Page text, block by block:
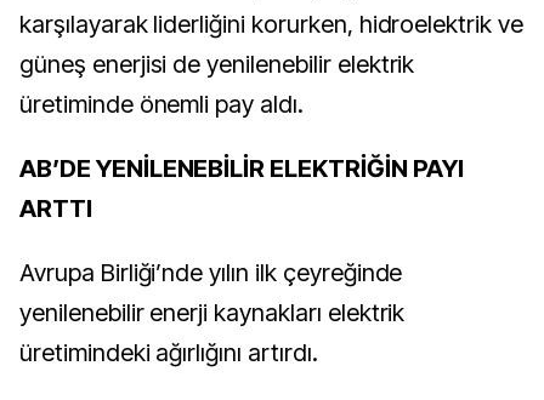
karşılayarak liderliğini korurken, hidroelektrik ve
güneş enerjisi de yenilenebilir elektrik
üretiminde önemli pay aldı.
AB’DE YENİLENEBİLİR ELEKTRİĞİN PAYI
ARTTI
Avrupa Birliği’nde yılın ilk çeyreğinde
yenilenebilir enerji kaynakları elektrik
üretimindeki ağırlığını artırdı.